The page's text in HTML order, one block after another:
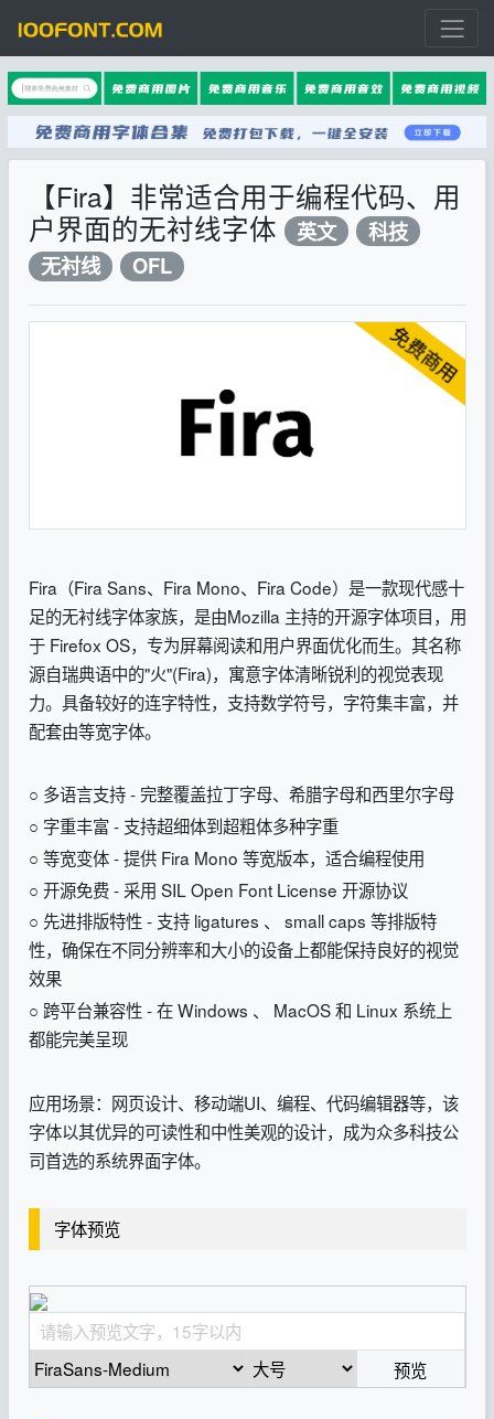
【Fira】非常适合用于编程代码、用
户界面的无衬线字体
英文
科技
无衬线
OFL
Fira（Fira Sans、Fira Mono、Fira Code）是一款现代感十
足的无衬线字体家族，是由Mozilla 主持的开源字体项目，用
于 Firefox OS，专为屏幕阅读和用户界面优化而生。其名称
源自瑞典语中的"火"(Fira)，寓意字体清晰锐利的视觉表现
力。具备较好的连字特性，支持数学符号，字符集丰富，并
配套由等宽字体。
○ 多语言支持 - 完整覆盖拉丁字母、希腊字母和西里尔字母
○ 字重丰富 - 支持超细体到超粗体多种字重
○ 等宽变体 - 提供 Fira Mono 等宽版本，适合编程使用
○ 开源免费 - 采用 SIL Open Font License 开源协议
○ 先进排版特性‌ - 支持 ligatures 、 small caps 等排版特
性，确保在不同分辨率和大小的设备上都能保持良好的视觉
效果‌
○ 跨平台兼容性‌ - 在 Windows 、 MacOS 和 Linux 系统上
都能完美呈现‌
应用场景：网页设计、移动端UI、编程、代码编辑器等，该
字体以其优异的可读性和中性美观的设计，成为众多科技公
司首选的系统界面字体。
字体预览
预览